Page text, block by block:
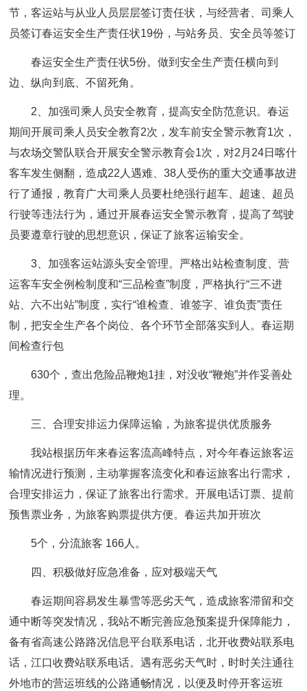
节，客运站与从业人员层层签订责任状，与经营者、司乘人
员签订春运安全生产责任状19份，与站务员、安全员等签订
春运安全生产责任状5份。做到安全生产责任横向到
边、纵向到底、不留死角。
2、加强司乘人员安全教育，提高安全防范意识。春运
期间开展司乘人员安全教育2次，发车前安全警示教育1次，
与农场交警队联合开展安全警示教育会1次，对2月24日喀什
客车发生侧翻，造成22人遇难、38人受伤的重大交通事故进
行了通报，教育广大司乘人员要杜绝强行超车、超速、超员
行驶等违法行为，通过开展春运安全警示教育，提高了驾驶
员要遵章行驶的思想意识，保证了旅客运输安全。
3、加强客运站源头安全管理。严格出站检查制度、营
运客车安全例检制度和“三品检查”制度，严格执行“三不进
站、六不出站”制度，实行“谁检查、谁签字、谁负责”责任
制，把安全生产各个岗位、各个环节全部落实到人。春运期
间检查行包
630个，查出危险品鞭炮1挂，对没收“鞭炮”并作妥善处
理。
三、合理安排运力保障运输，为旅客提供优质服务
我站根据历年来春运客流高峰特点，对今年春运旅客运
输情况进行预测，主动掌握客流变化和春运旅客出行需求，
合理安排运力，保证了旅客出行需求。开展电话订票、提前
预售票业务，为旅客购票提供方便。春运共加开班次
5个，分流旅客 166人。
四、积极做好应急准备，应对极端天气
春运期间容易发生暴雪等恶劣天气，造成旅客滞留和交
通中断等突发情况，我站不断完善应急预案提升保障能力，
备有省高速公路路况信息平台联系电话，北开收费站联系电
话，江口收费站联系电话。遇有恶劣天气时，时时关注通往
外地市的营运班线的公路通畅情况，以便及时停开客运班